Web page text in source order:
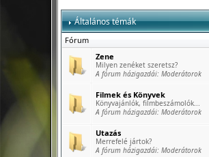
Általános témák
Fórum
Zene
Milyen zenéket szeretsz?
A fórum házigazdái: Moderátorok
Filmek és Könyvek
Könyvajánlók, filmbeszámolók...
A fórum házigazdái: Moderátorok
Utazás
Merrefelé jártok?
A fórum házigazdái: Moderátorok